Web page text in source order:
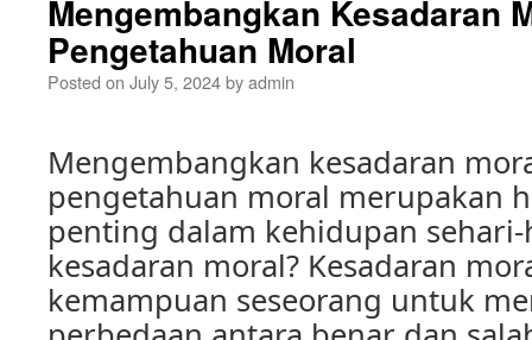
Mengembangkan Kesadaran
Pengetahuan Moral
Posted on July 5, 2024byadmin
Mengembangkan kesadaran
pengetahuan moral merupakan
penting dalam kehidupan
kesadaran moral? Kesadaran
kemampuan seseorang untuk